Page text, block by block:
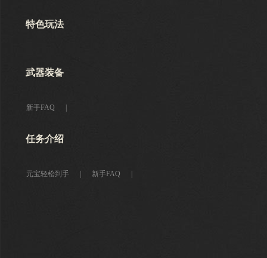
特色玩法
武器装备
新手FAQ
任务介绍
元宝轻松到手 新手FAQ